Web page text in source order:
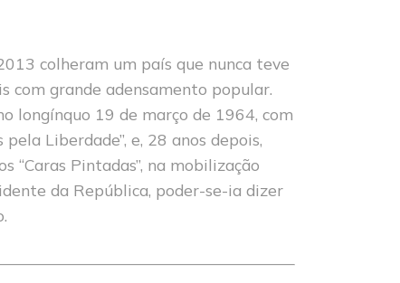
colhe­ram um país que nunca teve
com grande aden­samento popular.
longínquo 19 de março de 1964, com
Liberdade”, e, 28 anos depois,
“Caras Pinta­das”, na mobilização
da República, poder-se-ia dizer